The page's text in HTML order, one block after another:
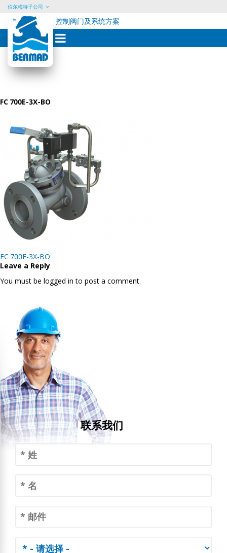
Skip
content
伯尔梅特子公司
控制阀门及系统方案
FC 700E-3X-BO
Post
navigation
FC 700E-3X-BO
Leave a Reply
You must be logged in to post a comment.
联系我们